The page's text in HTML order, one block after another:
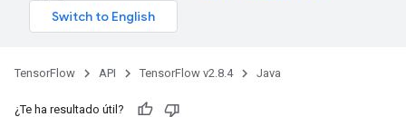
TensorFlow API TensorFlow v2.8.4 Java
¿Te ha resultado útil?